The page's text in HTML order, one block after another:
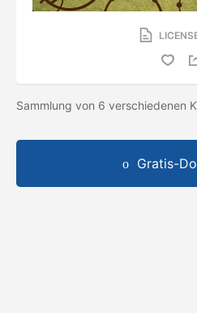
Sammlung von 6 verschiedenen
Gratis-